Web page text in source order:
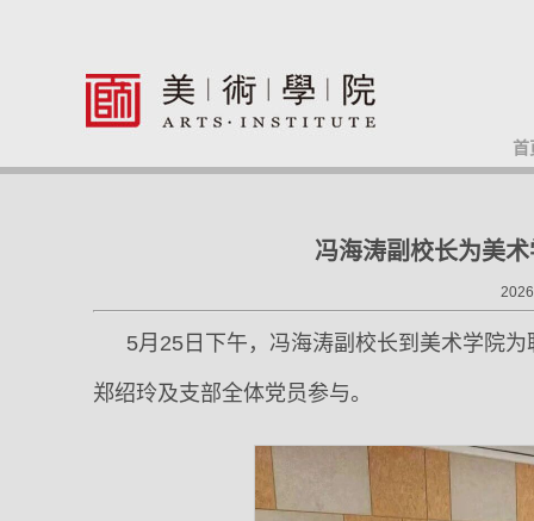
首
冯海涛副校长为美
5月25日下午，冯海涛副校长到美术学院
郑绍玲及支部全体党员参与。